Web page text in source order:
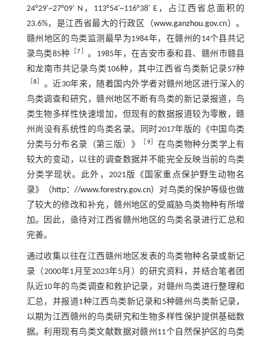
24°29'~27°09' N，113°54'~116°38' E，占江西省总面积的
23.6%，是江西省最大的行政区（www.ganzhou.gov.cn）。
赣州地区的鸟类监测最早为1984年，在赣州的14个县共记
录鸟类85种 ［7
。1985年，在吉安市泰和县、赣州市赣县
和龙南市共记录鸟类106种，其中江西省鸟类新记录57种
［8
。近30年来，随着国内外学者对赣州地区进行深入的
鸟类调查和研究，赣州地区不断有鸟类的新记录报道，鸟
类生物多样性快速增加，但现有的数据报道较为零散，赣
州尚没有系统性的鸟类名录。同时2017年版的《中国鸟类
分类与分布名录（第三版）》
9］ 在鸟类物种分类学上有
较大的变动，以往的调查数据并不能完全反映当前的鸟类
分类学现状。此外，2021版《国家重点保护野生动物名
录》（http：//www.forestry.gov.cn）对鸟类的保护等级也做
了较大的修改和补充，赣州地区的受威胁鸟类物种有所增
加。因此，亟待对江西省赣州地区的鸟类名录进行汇总和
完善。
通过收集以往在江西赣州地区发表的鸟类物种名录或新记
录（2000年1月至2023年5月）的研究资料，并结合笔者团
队近10年的鸟类调查和救护记录，对赣州鸟类进行整理和
汇总，并报道1种江西鸟类新记录和5种赣州鸟类新记录，
以期为江西赣州的鸟类研究和生物多样性保护提供基础数
据。利用现有鸟类文献数据对赣州11个自然保护区的鸟类